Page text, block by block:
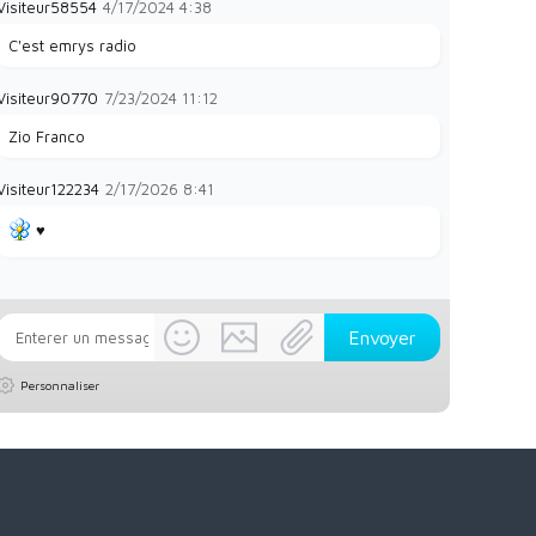
4/17/2024 4:38
C'est emrys radio
7/23/2024 11:12
Zio Franco
2/17/2026 8:41
♥️
Personnaliser